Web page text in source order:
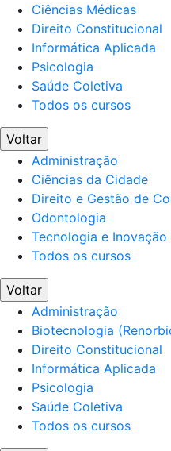
Ciências Médicas
Direito Constitucional
Informática Aplicada
Psicologia
Saúde Coletiva
Todos os cursos
Voltar
Administração
Ciências da Cidade
Direito e Gestão de
Odontologia
Tecnologia e Inovação
Todos os cursos
Voltar
Administração
Biotecnologia
Direito Constitucional
Informática Aplicada
Psicologia
Saúde Coletiva
Todos os cursos